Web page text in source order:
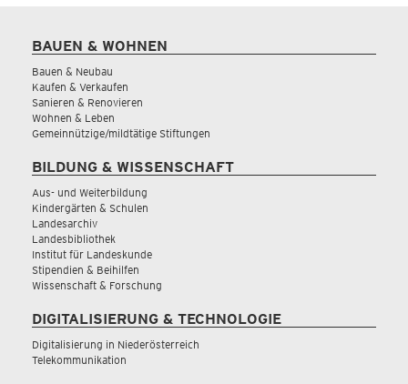
BAUEN & WOHNEN
Bauen & Neubau
Kaufen & Verkaufen
Sanieren & Renovieren
Wohnen & Leben
Gemeinnützige/mildtätige Stiftungen
BILDUNG & WISSENSCHAFT
Aus- und Weiterbildung
Kindergärten & Schulen
Landesarchiv
Landesbibliothek
Institut für Landeskunde
Stipendien & Beihilfen
Wissenschaft & Forschung
DIGITALISIERUNG & TECHNOLOGIE
Digitalisierung in Niederösterreich
Telekommunikation